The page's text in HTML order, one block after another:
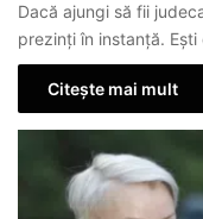
Dacă ajungi să fii
prezinți în instanță.
Citește mai mult